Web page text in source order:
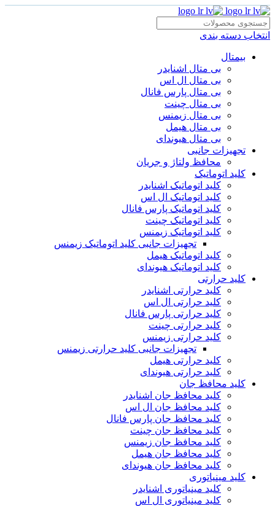
انتخاب دسته بندی
بیمتال
بی متال اشنایدر
بی متال ال اس
بی متال پارس فانال
بی متال چینت
بی متال زیمنس
بی متال هیمل
بی متال هیوندای
تجهیزات جانبی
محافظ ولتاژ و‌ جریان
کلید اتوماتیک
کلید اتوماتیک اشنایدر
کلید اتوماتیک ال اس
کلید اتوماتیک پارس فانال
کلید اتوماتیک چینت
کلید اتوماتیک زیمنس
تجهیزات جانبی کلید اتوماتیک زیمنس
کلید اتوماتیک هیمل
کلید اتوماتیک هیوندای
کلید حرارتی
کلید حرارتی اشنایدر
کلید حرارتی ال اس
کلید حرارتی پارس فانال
کلید حرارتی چینت
کلید حرارتی زیمنس
تجهیزات جانبی کلید حرارتی زیمنس
کلید حرارتی هیمل
کلید حرارتی هیوندای
کلید محافظ جان
کلید محافظ جان اشنایدر
کلید محافظ جان ال اس
کلید محافظ جان پارس فانال
کلید محافظ جان چینت
کلید محافظ جان زیمنس
کلید محافظ جان هیمل
کلید محافظ جان هیوندای
کلید مینیاتوری
کلید مینیاتوری اشنایدر
کلید مینیاتوری ال اس